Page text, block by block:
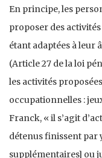
En principe, les
proposer des
étant adaptées à leur
(Article 27 de la loi
les activités
occupationnelles :
Franck, « il s’agit
détenus finissent par
supplémentaires] ou